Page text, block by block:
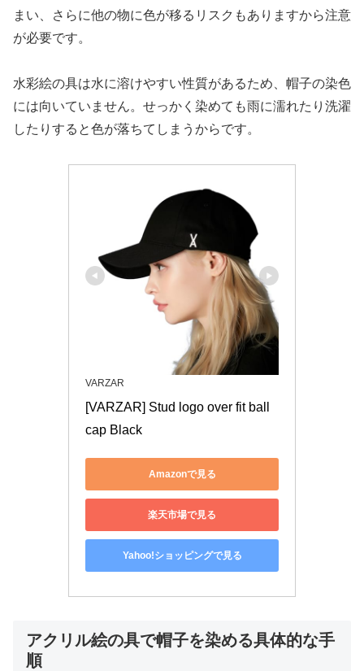
まい、さらに他の物に色が移るリスクもありますから注意
が必要です。
水彩絵の具は水に溶けやすい性質があるため、帽子の染色
には向いていません。せっかく染めても雨に濡れたり洗濯
したりすると色が落ちてしまうからです。
VARZAR
[VARZAR] Stud logo over fit ball
cap Black
Amazonで見る
楽天市場で見る
Yahoo!ショッピングで見る
アクリル絵の具で帽子を染める具体的な手
順